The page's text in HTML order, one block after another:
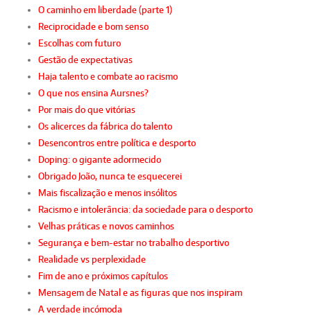
O caminho em liberdade (parte 1)
Reciprocidade e bom senso
Escolhas com futuro
Gestão de expectativas
Haja talento e combate ao racismo
O que nos ensina Aursnes?
Por mais do que vitórias
Os alicerces da fábrica do talento
Desencontros entre política e desporto
Doping: o gigante adormecido
Obrigado João, nunca te esquecerei
Mais fiscalização e menos insólitos
Racismo e intolerância: da sociedade para o desporto
Velhas práticas e novos caminhos
Segurança e bem-estar no trabalho desportivo
Realidade vs perplexidade
Fim de ano e próximos capítulos
Mensagem de Natal e as figuras que nos inspiram
A verdade incómoda